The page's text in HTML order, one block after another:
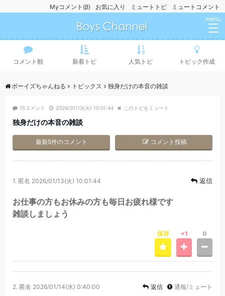
ミュートコメント
ミュートトピ
お気に入り
Myコメント(β)
menu
コメント順 新着トピ 人気トピ トピック作成
ボーイズちゃんねる トピックス 独身だけの本音の雑談
15コメント 2026/01/13(火) 10:01:44 このトピをミュート
独身だけの本音の雑談
コメント投稿
最新5件のコメント
1. 匿名 2026/01/13(火) 10:01:44 返信
お仕事の方もお休みの方も毎日お疲れ様です
雑談しましょう
保存 +1 0
2. 匿名 2026/01/14(水) 0:40:00 返信 通報/ミュート